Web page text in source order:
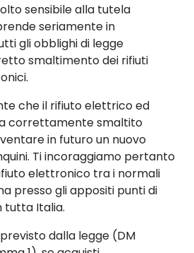
sensibile alla tutela
seriamente in
gli obblighi di legge
smaltimento dei rifiuti
che il rifiuto elettrico ed
correttamente smaltito
in futuro un nuovo
Ti incoraggiamo pertanto
elettronico tra i normali
presso gli appositi punti di
tutta Italia.
dalla legge (DM